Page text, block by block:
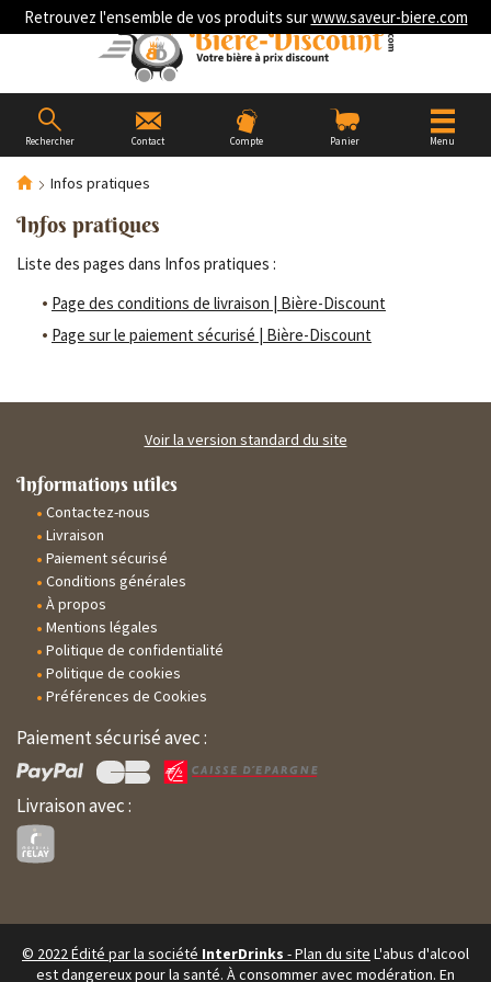
Retrouvez l'ensemble de vos produits surwww.saveur-biere.com
Rechercher Contact Compte Panier Menu
Infos pratiques
Infos pratiques
Liste des pages dans Infos pratiques :
Page des conditions de livraison | Bière-Discount
Page sur le paiement sécurisé | Bière-Discount
Voir la version standard du site
Informations utiles
Contactez-nous
Livraison
Paiement sécurisé
Conditions générales
À propos
Mentions légales
Politique de confidentialité
Politique de cookies
Préférences de Cookies
Paiement sécurisé avec :
Livraison avec :
© 2022 Édité par la société InterDrinks -Plan du site L'abus d'alcool
est dangereux pour la santé. À consommer avec modération. En